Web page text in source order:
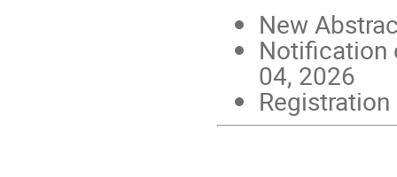
New
Notification
04, 2026